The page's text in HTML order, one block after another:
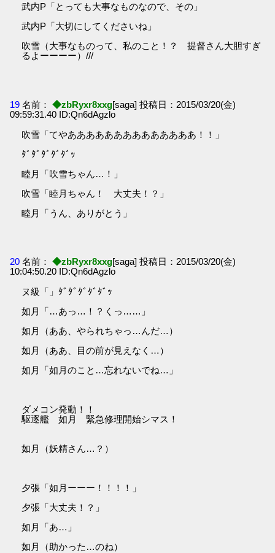
武内P「とっても大事なものなので、その」
武内P「大切にしてくださいね」
吹雪（大事なものって、私のこと！？ 提督さん大胆すぎ
るよーーーー）///
19 名前： ◆zbRyxr8xxg[saga] 投稿日：2015/03/20(金)
09:59:31.40 ID:Qn6dAgzlo
吹雪「てやああああああああああああああ！！」
ﾀﾞﾀﾞﾀﾞﾀﾞﾀﾞｯ
睦月「吹雪ちゃん…！」
吹雪「睦月ちゃん！ 大丈夫！？」
睦月「うん、ありがとう」
20 名前： ◆zbRyxr8xxg[saga] 投稿日：2015/03/20(金)
10:04:50.20 ID:Qn6dAgzlo
ヌ級「」ﾀﾞﾀﾞﾀﾞﾀﾞﾀﾞｯ
如月「…あっ…！？くっ……」
如月（ああ、やられちゃっ…んだ…）
如月（ああ、目の前が見えなく…）
如月「如月のこと…忘れないでね…」
ダメコン発動！！
駆逐艦 如月 緊急修理開始シマス！
如月（妖精さん…？）
夕張「如月ーーー！！！！」
夕張「大丈夫！？」
如月「あ…」
如月（助かった…のね）